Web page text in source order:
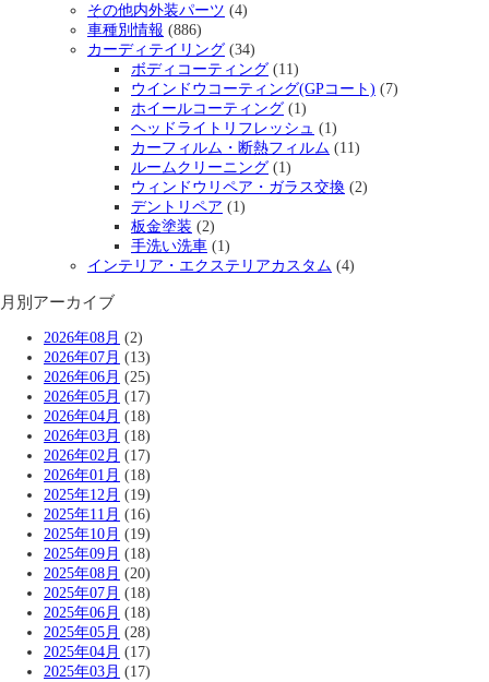
その他内外装パーツ (4)
車種別情報 (886)
カーディテイリング (34)
ボディコーティング (11)
ウインドウコーティング(GPコート) (7)
ホイールコーティング (1)
ヘッドライトリフレッシュ (1)
カーフィルム・断熱フィルム (11)
ルームクリーニング (1)
ウィンドウリペア・ガラス交換 (2)
デントリペア (1)
板金塗装 (2)
手洗い洗車 (1)
インテリア・エクステリアカスタム (4)
月別アーカイブ
2026年08月 (2)
2026年07月 (13)
2026年06月 (25)
2026年05月 (17)
2026年04月 (18)
2026年03月 (18)
2026年02月 (17)
2026年01月 (18)
2025年12月 (19)
2025年11月 (16)
2025年10月 (19)
2025年09月 (18)
2025年08月 (20)
2025年07月 (18)
2025年06月 (18)
2025年05月 (28)
2025年04月 (17)
2025年03月 (17)